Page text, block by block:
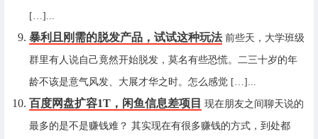
[…]...
暴利且刚需的脱发产品，试试这种玩法 前些天，大学班级
群里有人说自己竟然开始脱发，莫名有些恐慌。二三十岁的年
龄不该是意气风发、大展才华之时。怎么感觉 […]...
百度网盘扩容1T，闲鱼信息差项目 现在朋友之间聊天说的
最多的是不是赚钱难？ 其实现在有很多赚钱的方式，到处都